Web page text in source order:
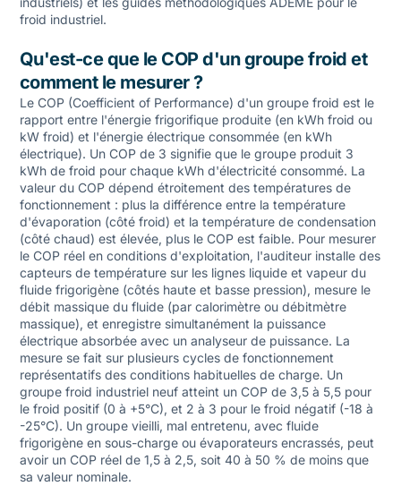
froid industriel.
Qu'est-ce que le COP d'un groupe froid et
comment le mesurer ?
Le COP (Coefficient of Performance) d'un groupe froid est le
rapport entre l'énergie frigorifique produite (en kWh froid ou
kW froid) et l'énergie électrique consommée (en kWh
électrique). Un COP de 3 signifie que le groupe produit 3
kWh de froid pour chaque kWh d'électricité consommé. La
valeur du COP dépend étroitement des températures de
fonctionnement : plus la différence entre la température
d'évaporation (côté froid) et la température de condensation
(côté chaud) est élevée, plus le COP est faible. Pour mesurer
le COP réel en conditions d'exploitation, l'auditeur installe des
capteurs de température sur les lignes liquide et vapeur du
fluide frigorigène (côtés haute et basse pression), mesure le
débit massique du fluide (par calorimètre ou débitmètre
massique), et enregistre simultanément la puissance
électrique absorbée avec un analyseur de puissance. La
mesure se fait sur plusieurs cycles de fonctionnement
représentatifs des conditions habituelles de charge. Un
groupe froid industriel neuf atteint un COP de 3,5 à 5,5 pour
le froid positif (0 à +5°C), et 2 à 3 pour le froid négatif (-18 à
-25°C). Un groupe vieilli, mal entretenu, avec fluide
frigorigène en sous-charge ou évaporateurs encrassés, peut
avoir un COP réel de 1,5 à 2,5, soit 40 à 50 % de moins que
sa valeur nominale.